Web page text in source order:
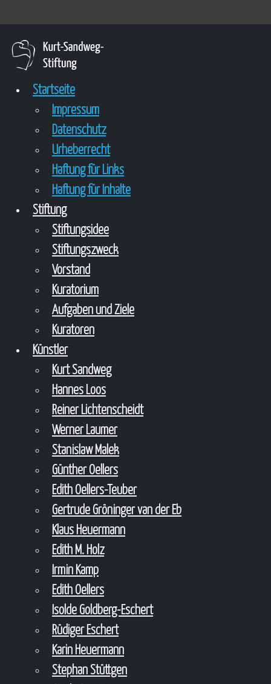
Startseite
Impressum
Datenschutz
Urheberrecht
Haftung für Links
Haftung für Inhalte
Stiftung
Stiftungsidee
Stiftungszweck
Vorstand
Kuratorium
Aufgaben und Ziele
Kuratoren
Künstler
Kurt Sandweg
Hannes Loos
Reiner Lichtenscheidt
Werner Laumer
Stanislaw Malek
Günther Oellers
Edith Oellers-Teuber
Gertrude Gröninger van der Eb
Klaus Heuermann
Edith M. Holz
Irmin Kamp
Edith Oellers
Isolde Goldberg-Eschert
Rüdiger Eschert
Karin Heuermann
Stephan Stüttgen